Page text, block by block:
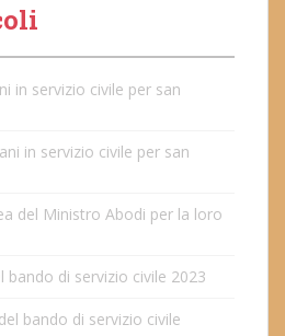
in servizio civile per san
in servizio civile per san
del Ministro Abodi per la loro
bando di servizio civile 2023
bando di servizio civile